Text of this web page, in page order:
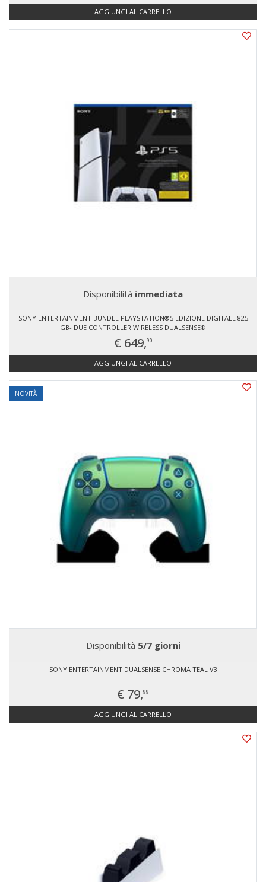
AGGIUNGI AL CARRELLO
Disponibilità immediata
SONY ENTERTAINMENT BUNDLE PLAYSTATION®5 EDIZIONE DIGITALE 825
GB- DUE CONTROLLER WIRELESS DUALSENSE®
€ 649,90
AGGIUNGI AL CARRELLO
NOVITÀ
Disponibilità 5/7 giorni
SONY ENTERTAINMENT DUALSENSE CHROMA TEAL V3
€ 79,99
AGGIUNGI AL CARRELLO